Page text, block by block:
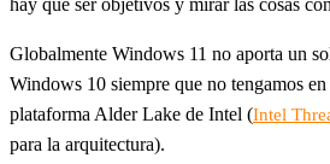
hay que ser objetivos y mirar las cosas
Globalmente Windows 11 no aporta un
Windows 10 siempre que no tengamos
plataforma Alder Lake de Intel (Intel
para la arquitectura).